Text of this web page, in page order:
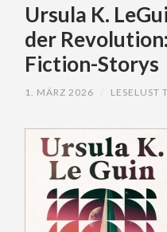
Ursula K.
der
Fiction-Storys
1. MÄRZ 2026 LESELUST